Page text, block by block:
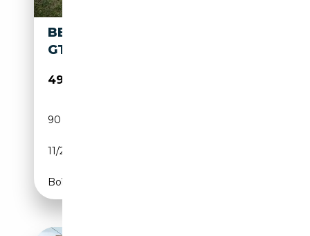
BENTLEY CONTINENTAL V8
GT
49 900€
90 000 km
11/2013
Boîte automatique